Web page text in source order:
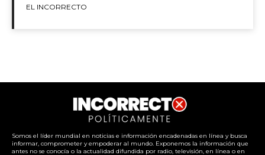
EL INCORRECTO
Somos el líder mundial en noticias e información encadenadas en línea y busca
informar, comprometer y empoderar al mundo. Exponemos la información que
antes no se conocía o la actualidad difundida por radio, televisión, en línea o en